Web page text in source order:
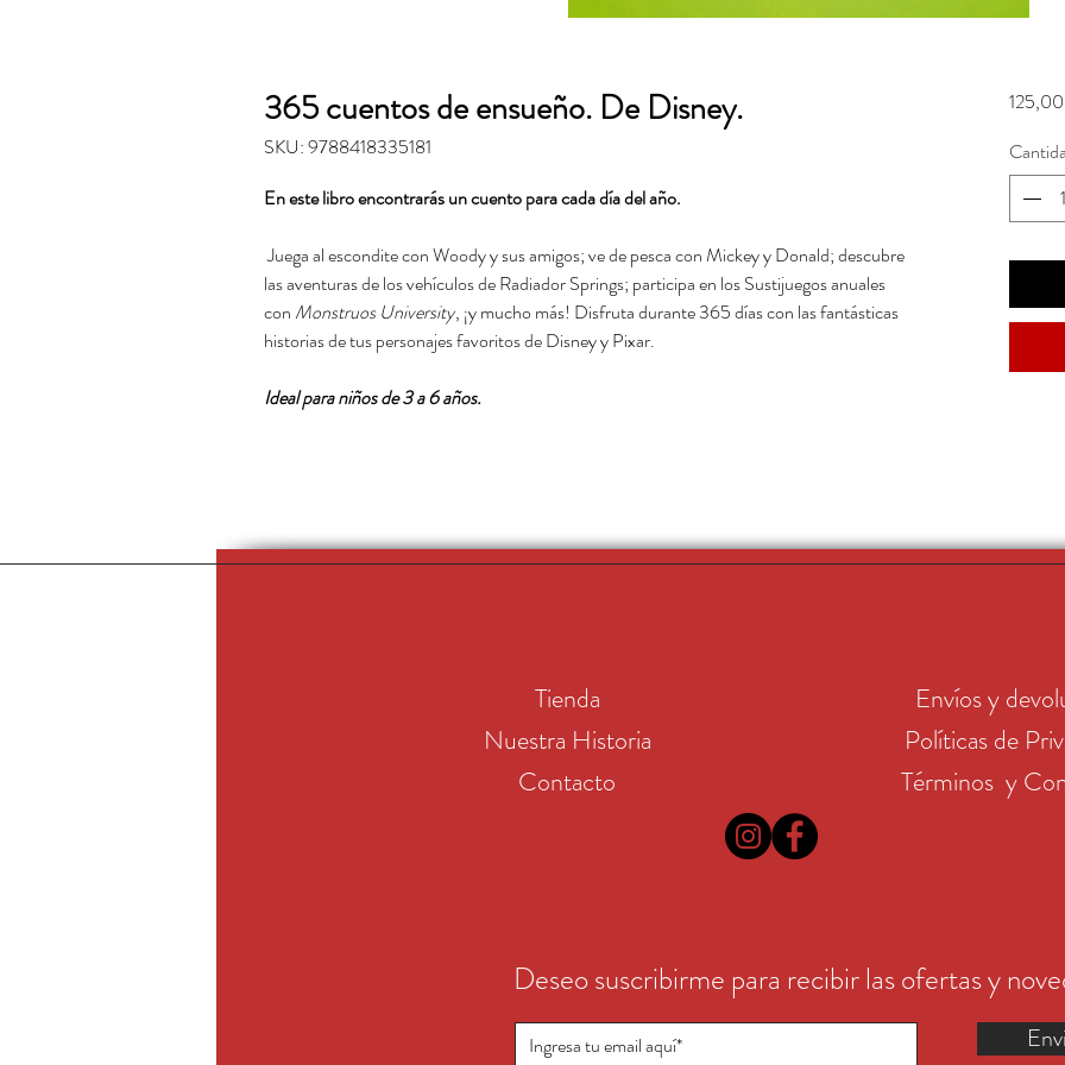
365 cuentos de ensueño. De Disney.
SKU: 9788418335181
En este libro encontrarás un cuento para cada día del año.
Juega al escondite con Woody y sus amigos; ve de pesca con Mickey y Donald; descubre
las aventuras de los vehículos de Radiador Springs; participa en los Sustijuegos anuales
con Monstruos University, ¡y mucho más! Disfruta durante 365 días con las fantásticas
historias de tus personajes favoritos de Disney y Pixar.
Ideal para niños de 3 a 6 años.
Tienda
Nuestra Historia
Contacto
Envíos y
Políticas de
Términos y
Deseo suscribirme para recibir las ofertas y